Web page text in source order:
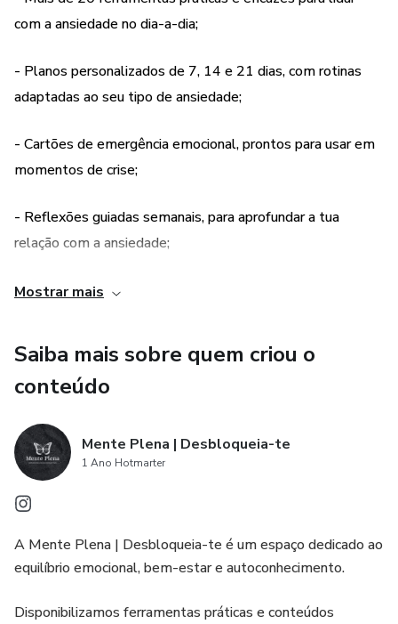
precisares de apoio imediato;
E refletir semanalmente com exercícios profundos que te
devolvem o controlo da tua mente e das tuas emoções.
Este eBook é para ti se sentes que estás cansado de
Estás preparado(a) para o teu recomeço emocional?
libertação interior.
com a ansiedade no dia-a-dia;
- Planos personalizados de 7, 14 e 21 dias, com rotinas
adaptadas ao seu tipo de ansiedade;
- Cartões de emergência emocional, prontos para usar em
momentos de crise;
- Reflexões guiadas semanais, para aprofundar a tua
relação com a ansiedade;
- Técnicas comprovadas como Respiração 4-7-8, Técnica
- Pouco investimento, grandes resultados na tua vida.
Mostrar mais
Saiba mais sobre quem criou o
conteúdo
Mente Plena | Desbloqueia-te
1 Ano Hotmarter
A Mente Plena | Desbloqueia-te é um espaço dedicado ao
equilíbrio emocional, bem-estar e autoconhecimento.
Disponibilizamos ferramentas práticas e conteúdos